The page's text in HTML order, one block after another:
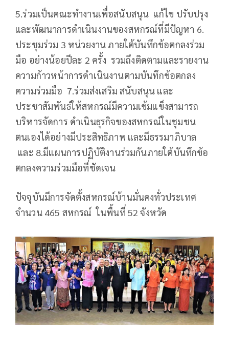
5.ร่วมเป็นคณะทำงานเพื่อสนับสนุน แก้ไข ปรับปรุง
และพัฒนาการดำเนินงานของสหกรณ์ที่มีปัญหา 6.
ประชุมร่วม 3 หน่วยงาน ภายใต้บันทึกข้อตกลงร่วม
มือ อย่างน้อยปีละ 2 ครั้ง รวมถึงติดตามและรายงาน
ความก้าวหน้าการดำเนินงานตามบันทึกข้อตกลง
ความร่วมมือ 7.ร่วมส่งเสริม สนับสนุน และ
ประชาสัมพันธ์ให้สหกรณ์มีความเข้มแข็งสามารถ
บริหารจัดการ ดำเนินธุรกิจของสหกรณ์ในชุมชน
ตนเองได้อย่างมีประสิทธิภาพ และมีธรรมาภิบาล
และ 8.มีแผนการปฏิบัติงานร่วมกันภายใต้บันทึกข้อ
ตกลงความร่วมมือที่ชัดเจน
ปัจจุบันมีการจัดตั้งสหกรณ์บ้านมั่นคงทั่วประเทศ
จำนวน 465 สหกรณ์ ในพื้นที่ 52 จังหวัด